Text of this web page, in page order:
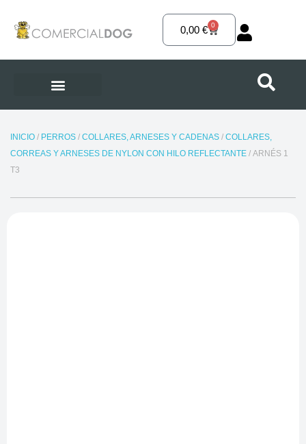
contenido
0,00€ 0
Carrito
INICIO/ PERROS/ COLLARES, ARNESES Y CADENAS/ COLLARES,
CORREAS Y ARNESES DE NYLON CON HILO REFLECTANTE/ ARNÉS 1
T3